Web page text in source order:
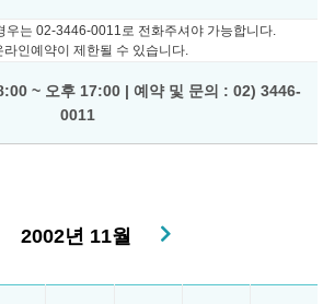
우는 02-3446-0011로 전화주셔야 가능합니다.
인예약이 제한될 수 있습니다.
~ 오후 17:00 | 예약 및 문의 : 02) 3446-
0011
2002년 11월